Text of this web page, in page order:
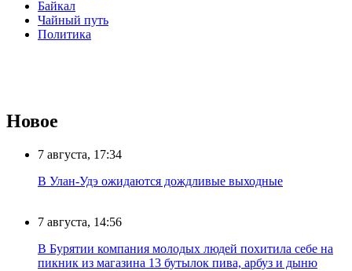
Байкал
Чайный путь
Политика
Новое
7 августа, 17:34
В Улан-Удэ ожидаются дождливые выходные
7 августа, 14:56
В Бурятии компания молодых людей похитила себе на
пикник из магазина 13 бутылок пива, арбуз и дыню